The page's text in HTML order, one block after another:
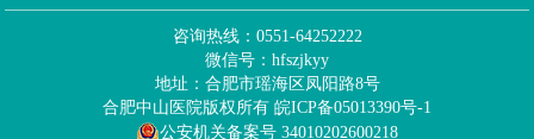
咨询热线：0551-64252222
微信号：hfszjkyy
地址：合肥市瑶海区凤阳路8号
合肥中山医院版权所有 皖ICP备05013390号-1
公安机关备案号 34010202600218